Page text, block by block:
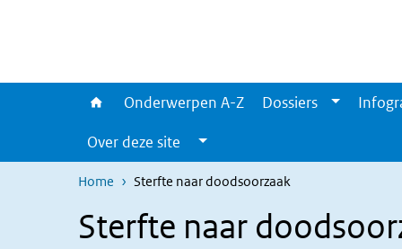
Onderwerpen A-Z Dossiers
Over deze site
Home Sterfte naar doodsoorzaak
Sterfte naar